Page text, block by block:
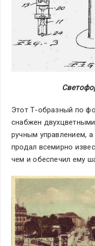
Этот Т-образный по
снабжен
ручным управлением,
продал всемирно
чем и обеспечил ему